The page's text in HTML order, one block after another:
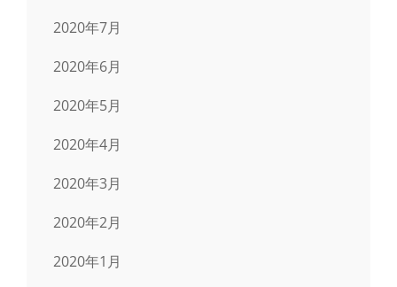
2020年7月
2020年6月
2020年5月
2020年4月
2020年3月
2020年2月
2020年1月